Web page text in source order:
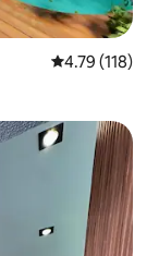
औसत रेटिंग 5 में से
4.79 (118)